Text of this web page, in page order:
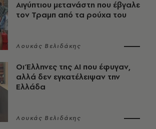
Αιγύπτιου μετανάστη που έβγαλε
τον Τραμπ από τα ρούχα του
Λουκάς Βελιδάκης
Οι Έλληνες της ΑΙ που έφυγαν,
αλλά δεν εγκατέλειψαν την
Ελλάδα
Λουκάς Βελιδάκης